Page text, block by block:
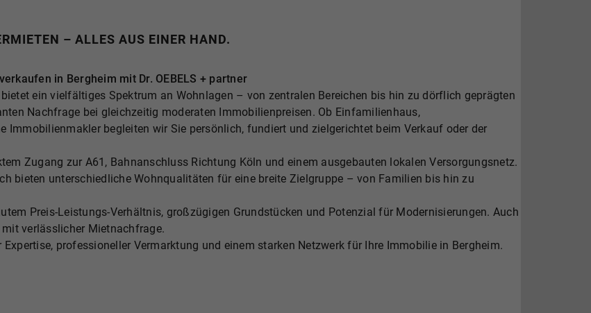
– ALLES AUS EINER HAND.
in Bergheim mit Dr. OEBELS + partner
ein vielfältiges Spektrum an Wohnlagen – von zentralen Bereichen bis hin zu dörflich geprägten
Nachfrage bei gleichzeitig moderaten Immobilienpreisen. Ob Einfamilienhaus,
Immobilienmakler begleiten wir Sie persönlich, fundiert und zielgerichtet beim Verkauf oder der
Zugang zur A61, Bahnanschluss Richtung Köln und einem ausgebauten lokalen Versorgungsnetz.
bieten unterschiedliche Wohnqualitäten für eine breite Zielgruppe – von Familien bis hin zu
Preis-Leistungs-Verhältnis, großzügigen Grundstücken und Potenzial für Modernisierungen. Auch
verlässlicher Mietnachfrage.
professioneller Vermarktung und einem starken Netzwerk für Ihre Immobilie in Bergheim.